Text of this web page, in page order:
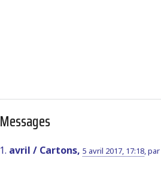
Messages
1. avril / Cartons, 5 avril 2017, 17:18,par